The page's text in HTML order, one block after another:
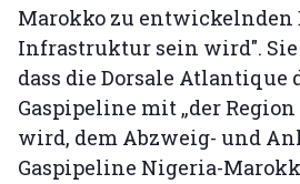
Marokko zu entwickelnden
Infrastruktur sein wird".
dass die Dorsale Atlantique
Gaspipeline mit „der
wird, dem Abzweig- und
Gaspipeline Nigeria-